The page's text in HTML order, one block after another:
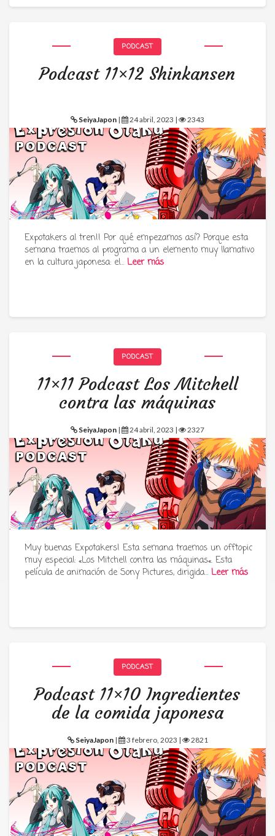
PODCAST
Podcast 11×12 Shinkansen
SeiyaJapon | 24 abril, 2023 | 2343
Expotakers al tren!! Por qué empezamos así? Porque esta
semana traemos al programa a un elemento muy llamativo
en la cultura japonesa: el… Leer más
PODCAST
11×11 Podcast Los Mitchell
contra las máquinas
SeiyaJapon | 24 abril, 2023 | 2327
Muy buenas Expotakers! Esta semana traemos un offtopic
muy especial: «Los Mitchell contra las máquinas«. Esta
película de animación de Sony Pictures, dirigida… Leer más
PODCAST
Podcast 11×10 Ingredientes
de la comida japonesa
SeiyaJapon| 3 febrero, 2023 | 2821